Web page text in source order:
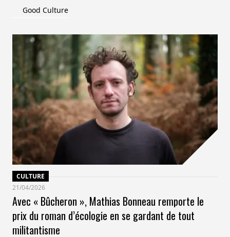
Good Culture
CULTURE
21/04/2026
Avec « Bûcheron », Mathias Bonneau remporte le
prix du roman d’écologie en se gardant de tout
militantisme